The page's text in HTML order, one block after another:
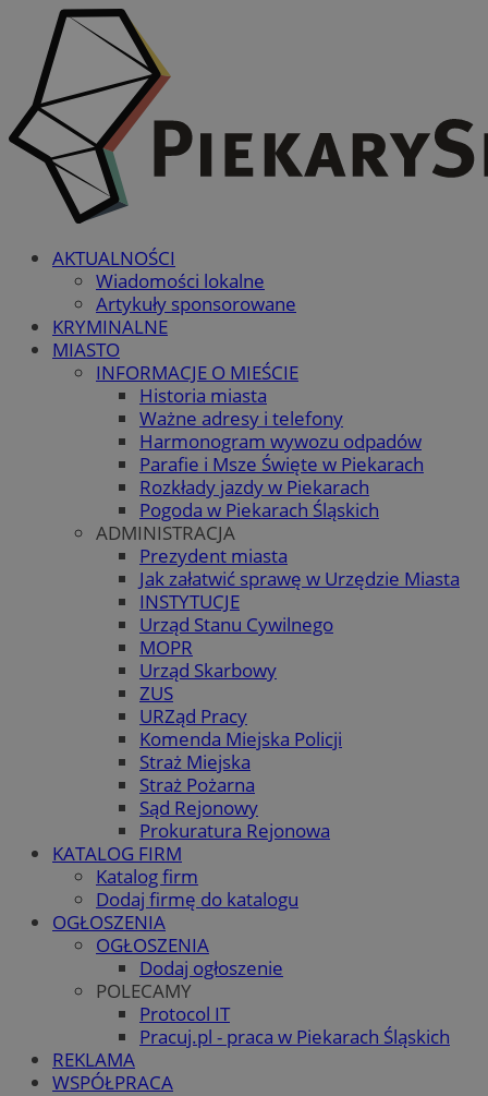
AKTUALNOŚCI
Wiadomości lokalne
Artykuły sponsorowane
KRYMINALNE
MIASTO
INFORMACJE O MIEŚCIE
Historia miasta
Ważne adresy i telefony
Harmonogram wywozu odpadów
Parafie i Msze Święte w Piekarach
Rozkłady jazdy w Piekarach
Pogoda w Piekarach Śląskich
ADMINISTRACJA
Prezydent miasta
Jak załatwić sprawę w Urzędzie Miasta
INSTYTUCJE
Urząd Stanu Cywilnego
MOPR
Urząd Skarbowy
ZUS
URZąd Pracy
Komenda Miejska Policji
Straż Miejska
Straż Pożarna
Sąd Rejonowy
Prokuratura Rejonowa
KATALOG FIRM
Katalog firm
Dodaj firmę do katalogu
OGŁOSZENIA
OGŁOSZENIA
Dodaj ogłoszenie
POLECAMY
Protocol IT
Pracuj.pl - praca w Piekarach Śląskich
REKLAMA
WSPÓŁPRACA